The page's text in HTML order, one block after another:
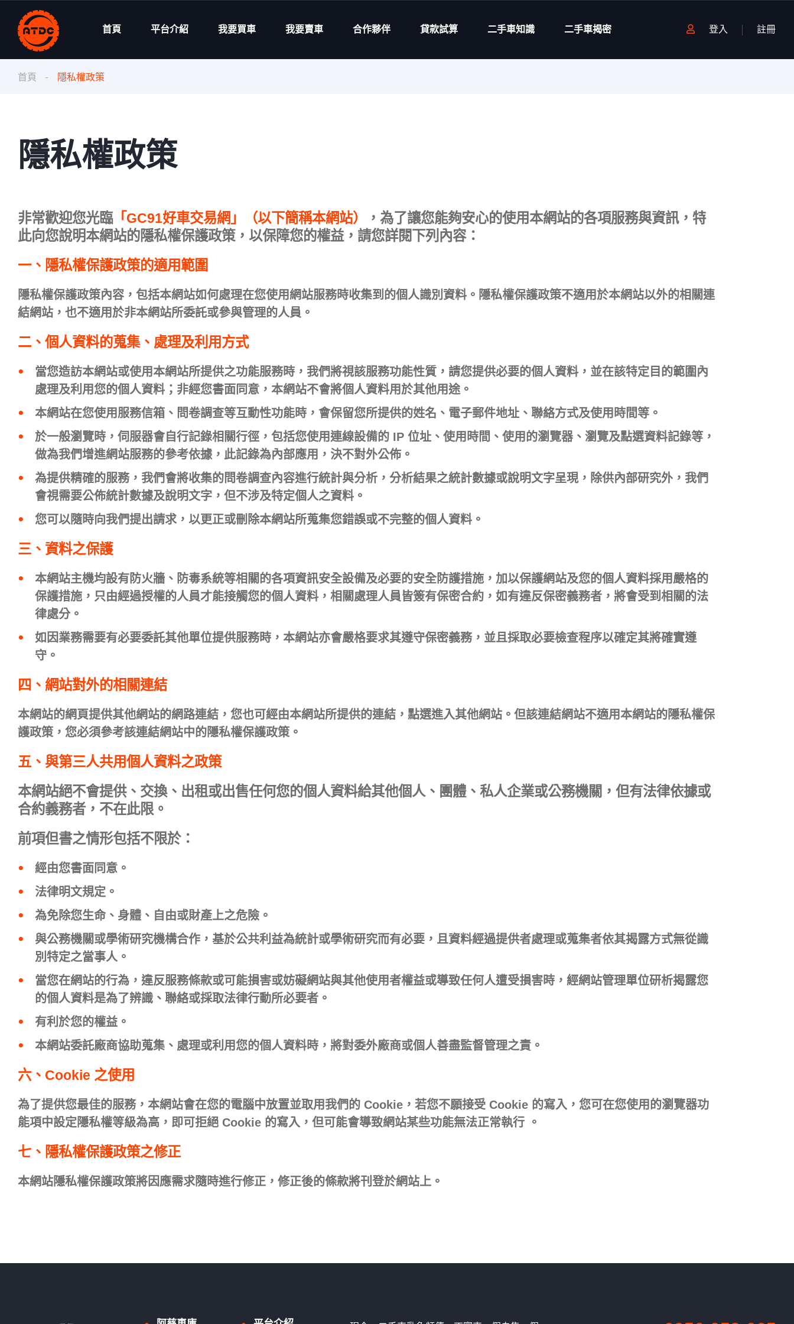
首頁 平台介紹 我要買車 我要賣車 合作夥伴 貸款試算 二手車知識 二手車揭密 登入 註冊
首頁 隱私權政策
隱私權政策
非常歡迎您光臨「GC91好車交易網」（以下簡稱本網站）
，為了讓您能夠安心的使用本網站的各項服務與資訊，特
此向您說明本網站的隱私權保護政策，以保障您的權益，請您詳閱下列內容：
一、隱私權保護政策的適用範圍
隱私權保護政策內容，包括本網站如何處理在您使用網站服務時收集到的個人識別資料。隱私權保護政策不適用於本網站以外的相關連
結網站，也不適用於非本網站所委託或參與管理的人員。
二、個人資料的蒐集、處理及利用方式
當您造訪本網站或使用本網站所提供之功能服務時，我們將視該服務功能性質，請您提供必要的個人資料，並在該特定目的範圍內
處理及利用您的個人資料；非經您書面同意，本網站不會將個人資料用於其他用途。
本網站在您使用服務信箱、問卷調查等互動性功能時，會保留您所提供的姓名、電子郵件地址、聯絡方式及使用時間等。
於一般瀏覽時，伺服器會自行記錄相關行徑，包括您使用連線設備的 IP 位址、使用時間、使用的瀏覽器、瀏覽及點選資料記錄等，
做為我們增進網站服務的參考依據，此記錄為內部應用，決不對外公佈。
為提供精確的服務，我們會將收集的問卷調查內容進行統計與分析，分析結果之統計數據或說明文字呈現，除供內部研究外，我們
會視需要公佈統計數據及說明文字，但不涉及特定個人之資料。
您可以隨時向我們提出請求，以更正或刪除本網站所蒐集您錯誤或不完整的個人資料。
三、資料之保護
本網站主機均設有防火牆、防毒系統等相關的各項資訊安全設備及必要的安全防護措施，加以保護網站及您的個人資料採用嚴格的
保護措施，只由經過授權的人員才能接觸您的個人資料，相關處理人員皆簽有保密合約，如有違反保密義務者，將會受到相關的法
律處分。
如因業務需要有必要委託其他單位提供服務時，本網站亦會嚴格要求其遵守保密義務，並且採取必要檢查程序以確定其將確實遵
守。
四、網站對外的相關連結
本網站的網頁提供其他網站的網路連結，您也可經由本網站所提供的連結，點選進入其他網站。但該連結網站不適用本網站的隱私權保
護政策，您必須參考該連結網站中的隱私權保護政策。
五、與第三人共用個人資料之政策
本網站絕不會提供、交換、出租或出售任何您的個人資料給其他個人、團體、私人企業或公務機關，但有法律依據或
合約義務者，不在此限。
前項但書之情形包括不限於：
經由您書面同意。
法律明文規定。
為免除您生命、身體、自由或財產上之危險。
與公務機關或學術研究機構合作，基於公共利益為統計或學術研究而有必要，且資料經過提供者處理或蒐集者依其揭露方式無從識
別特定之當事人。
當您在網站的行為，違反服務條款或可能損害或妨礙網站與其他使用者權益或導致任何人遭受損害時，經網站管理單位研析揭露您
的個人資料是為了辨識、聯絡或採取法律行動所必要者。
有利於您的權益。
本網站委託廠商協助蒐集、處理或利用您的個人資料時，將對委外廠商或個人善盡監督管理之責。
六、Cookie 之使用
為了提供您最佳的服務，本網站會在您的電腦中放置並取用我們的 Cookie，若您不願接受 Cookie 的寫入，您可在您使用的瀏覽器功
能項中設定隱私權等級為高，即可拒絕 Cookie 的寫入，但可能會導致網站某些功能無法正常執行 。
七、隱私權保護政策之修正
本網站隱私權保護政策將因應需求隨時進行修正，修正後的條款將刊登於網站上。